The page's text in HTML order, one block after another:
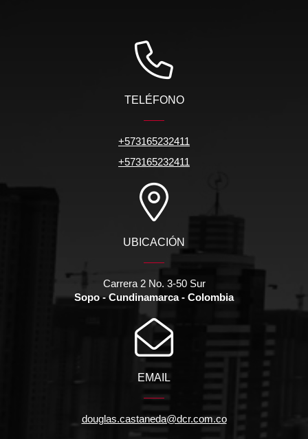
TELÉFONO
+573165232411
+573165232411
UBICACIÓN
Carrera 2 No. 3-50 Sur
Sopo - Cundinamarca - Colombia
EMAIL
douglas.castaneda@dcr.com.co